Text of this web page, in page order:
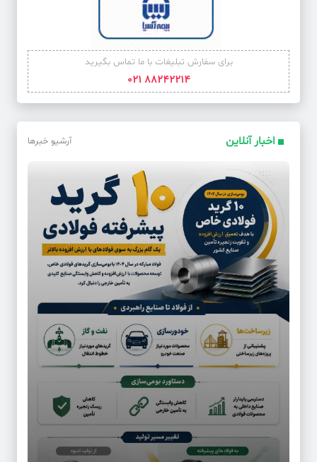
برای سفارش تبلیغات با ما تماس بگیرید
88242214 021
اخبار آنلاین آرشیو خبرها